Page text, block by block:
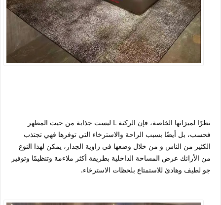
نظرًا لميزاتها الخاصة، فإن الركنة L ليست جذابة من حيث المظهر
فحسب، بل أيضًا بسبب الراحة والاسترخاء التي توفرها فهي تجتذب
الكثير من الناس و من خلال وضعها في زاوية الجدار، يمكن لهذا النوع
من الأرائك عرض المساحة الداخلية بطريقة أكثر ملاءمة وتنظيمًا وتوفير
جو لطيف وهادئ للاستمتاع بلحظات الاسترخاء.